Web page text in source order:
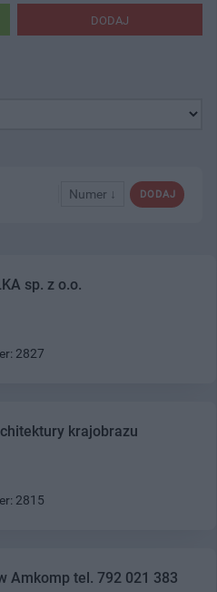
DODAJ
DODAJ
Numer ↓
sp. z o.o.
2827
krajobrazu
2815
Amkomp tel. 792 021 383